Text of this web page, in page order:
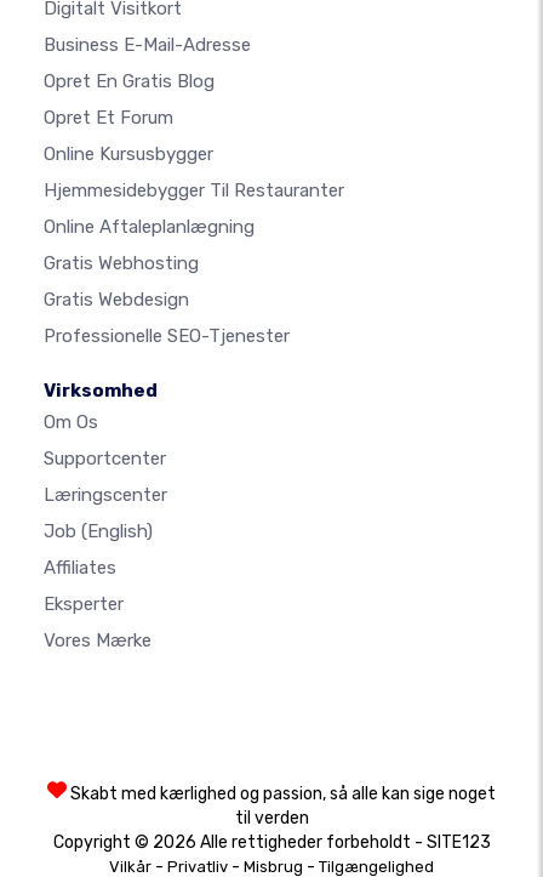
Digitalt Visitkort
Business E-Mail-Adresse
Opret En Gratis Blog
Opret Et Forum
Online Kursusbygger
Hjemmesidebygger Til Restauranter
Online Aftaleplanlægning
Gratis Webhosting
Gratis Webdesign
Professionelle SEO-Tjenester
Virksomhed
Om Os
Supportcenter
Læringscenter
Job (English)
Affiliates
Eksperter
Vores Mærke
Skabt med kærlighed og passion, så alle kan sige noget
til verden
Copyright © 2026 Alle rettigheder forbeholdt - SITE123
Vilkår - Privatliv - Misbrug - Tilgængelighed